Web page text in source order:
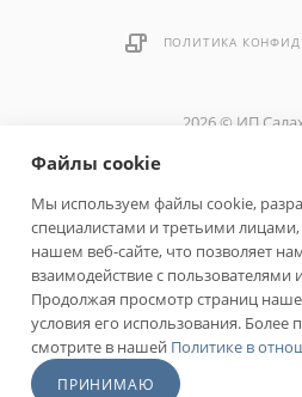
ПОЛИТИКА
2026 © ИП
Файлы cookie
Мы используем файлы cookie,
специалистами и третьими
нашем веб-сайте, что позволяет
взаимодействие с пользователями
Продолжая просмотр страниц
условия его использования. Более
смотрите в нашей Политике в
ПРИНИМАЮ